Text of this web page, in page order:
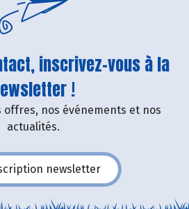
inscrivez-vous à la
!
offres, nos événements et nos
actualités.
newsletter